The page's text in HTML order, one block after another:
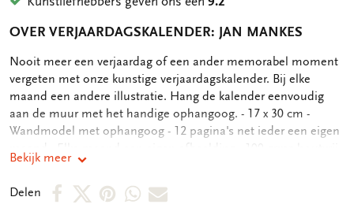
OVER VERJAARDAGSKALENDER: JAN MANKES
OMSCHRIJVING
Nooit meer een verjaardag of een ander memorabel moment
vergeten met onze kunstige verjaardagskalender. Bij elke
maand een andere illustratie. Hang de kalender eenvoudig
aan de muur met het handige ophangoog. - 17 x 30 cm -
Wandmodel met ophangoog - 12 pagina's net ieder een eigen
offwhite papier - 162 gram **OVER DE KUNSTENAAR, JAN
MANKES:** Jan Mankes werd op 15 augustus 1889 geboren te
Meppel. Hij ging in 1902 naar de hbs in Meppel maar hield
Bekijk meer
Delen
DeelDeelDeelDeelDeel